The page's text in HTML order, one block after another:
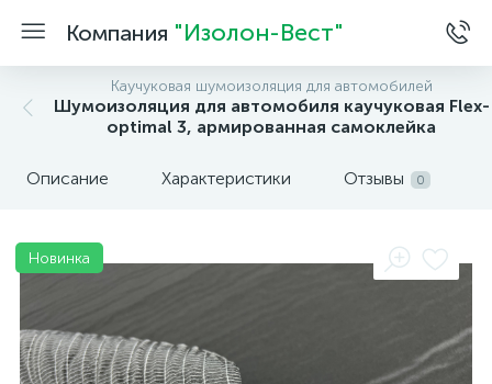
Компания "Изолон-Вест"
Каучуковая шумоизоляция для автомобилей
Шумоизоляция для автомобиля каучуковая Flex-
optimal 3, армированная самоклейка
Описание Характеристики Отзывы 0
Новинка